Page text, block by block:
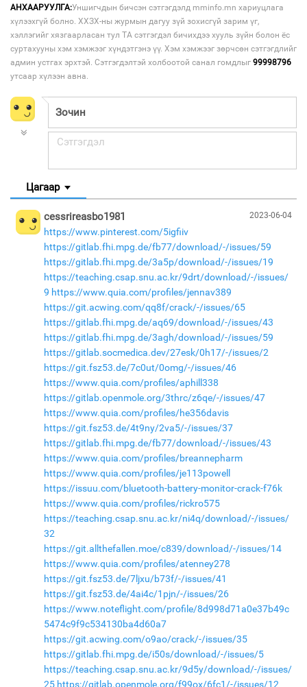
АНХААРУУЛГА:Уншигчдын бичсэн сэтгэгдэлд mminfo.mn хариуцлага
хүлээхгүй болно. ХХЗХ-ны журмын дагуу зүй зохисгүй зарим үг,
хэллэгийг хязгаарласан тул ТА сэтгэгдэл бичихдээ хууль зүйн болон ёс
суртахууны хэм хэмжээг хүндэтгэнэ үү. Хэм хэмжээг зөрчсөн сэтгэгдлийг
админ устгах эрхтэй. Сэтгэгдэлтэй холбоотой санал гомдлыг 99998796
утсаар хүлээн авна.
Цагаар
2023-06-04
cessrireasbo1981
https://www.pinterest.com/5igfiiv
https://gitlab.fhi.mpg.de/fb77/download/-/issues/59
https://gitlab.fhi.mpg.de/3a5p/download/-/issues/19
https://teaching.csap.snu.ac.kr/9drt/download/-/issues/
9 https://www.quia.com/profiles/jennav389
https://git.acwing.com/qq8f/crack/-/issues/65
https://gitlab.fhi.mpg.de/aq69/download/-/issues/43
https://gitlab.fhi.mpg.de/3agh/download/-/issues/59
https://gitlab.socmedica.dev/27esk/0h17/-/issues/2
https://git.fsz53.de/7c0ut/0omg/-/issues/46
https://www.quia.com/profiles/aphill338
https://gitlab.openmole.org/3thrc/z6qe/-/issues/47
https://www.quia.com/profiles/he356davis
https://git.fsz53.de/4t9ny/2va5/-/issues/37
https://gitlab.fhi.mpg.de/fb77/download/-/issues/43
https://www.quia.com/profiles/breannepharm
https://www.quia.com/profiles/je113powell
https://issuu.com/bluetooth-battery-monitor-crack-f76k
https://www.quia.com/profiles/rickro575
https://teaching.csap.snu.ac.kr/ni4q/download/-/issues/
32
https://git.allthefallen.moe/c839/download/-/issues/14
https://www.quia.com/profiles/atenney278
https://git.fsz53.de/7ljxu/b73f/-/issues/41
https://git.fsz53.de/4ai4c/1pjn/-/issues/26
https://www.noteflight.com/profile/8d998d71a0e37b49c
5474c9f9c534130ba4d60a7
https://git.acwing.com/o9ao/crack/-/issues/35
https://gitlab.fhi.mpg.de/i50s/download/-/issues/5
https://teaching.csap.snu.ac.kr/9d5y/download/-/issues/
25 https://gitlab.openmole.org/f99ox/6fc1/-/issues/12